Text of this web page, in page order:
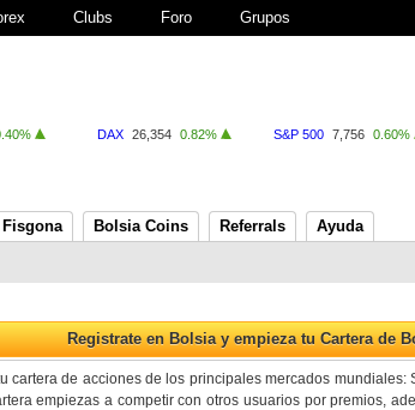
Clubs Foro Grupos
DAX 26,354 0.82% S&P 500 7,756 0.60%
Fisgona Bolsia Coins Referrals Ayuda
cartera de acciones de los principales mercados mundiales:
empiezas a competir con otros usuarios por premios,